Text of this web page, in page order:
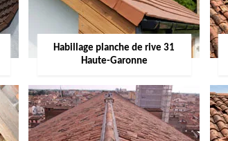
Habillage planche de rive 31
Haute-Garonne